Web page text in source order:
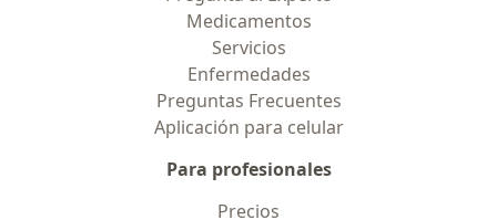
Medicamentos
Servicios
Enfermedades
Preguntas Frecuentes
Aplicación para celular
Para profesionales
Precios